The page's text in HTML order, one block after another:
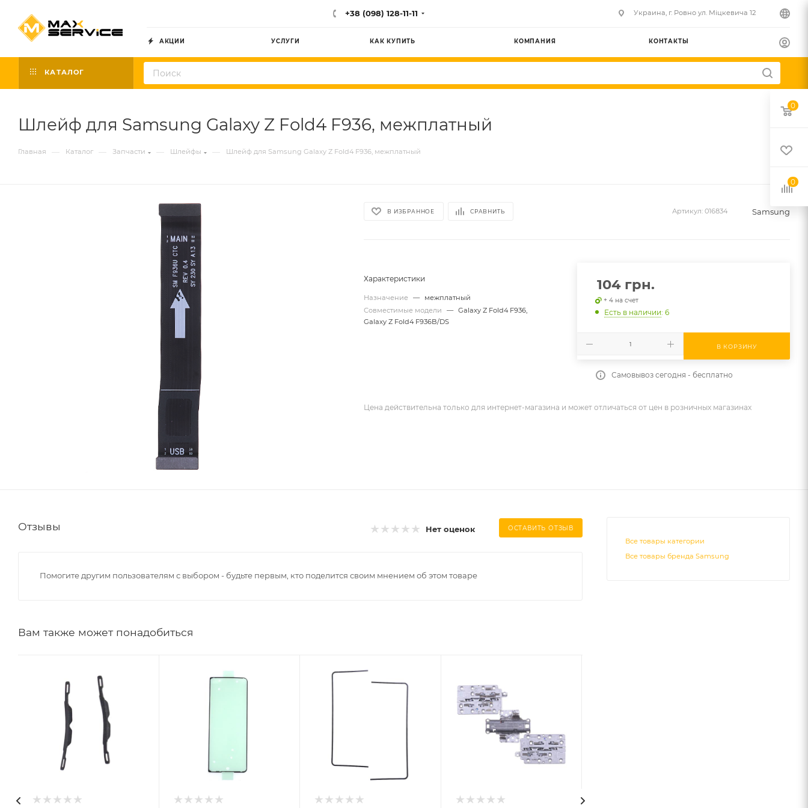
+38 (098) 128-11-11 Украина, г. Ровно ул. Міцкевича 12
АКЦИИ УСЛУГИ КАК КУПИТЬ КОМПАНИЯ КОНТАКТЫ
КАТАЛОГ
Шлейф для Samsung Galaxy Z Fold4 F936, межплатный
Главная — Каталог — Запчасти — Шлейфы — Шлейф для Samsung Galaxy Z Fold4 F936, межплатный
В ИЗБРАННОЕ СРАВНИТЬ Артикул: 016834 Samsung
Характеристики
Назначение —
межплатный
Совместимые модели
— Galaxy Z Fold4 F936,
Galaxy Z Fold4 F936B/DS
104грн.
+ 4 на счет
Есть в наличии: 6
В КОРЗИНУ
Самовывоз сегодня - бесплатно
Цена действительна только для интернет-магазина и может отличаться от цен в розничных магазинах
Отзывы Нет оценок ОСТАВИТЬ ОТЗЫВ
Помогите другим пользователям с выбором - будьте первым, кто поделится своим мнением об этом товаре
Вам также может понадобиться
Все товары категории
Все товары бренда Samsung
0
0